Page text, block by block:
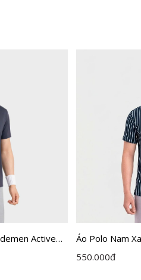
Active
Áo Polo Nam
Active
550.000đ